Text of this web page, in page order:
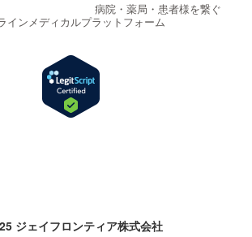
病院・薬局・患者様を繋ぐ
インメディカルプラットフォーム
ジェイフロンティア株式会社